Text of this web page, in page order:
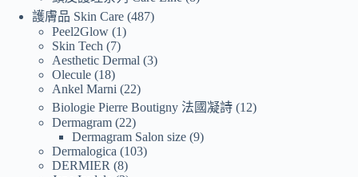
護膚品 Skin Care 487
Peel2Glow 1
Skin Tech
7
Aesthetic Dermal 3
Olecule 18
Ankel Marni
22
Biologie Pierre Boutigny 法國凝詩 12
Dermagram 22
Dermagram Salon size 9
Dermalogica
103
DERMIER
8